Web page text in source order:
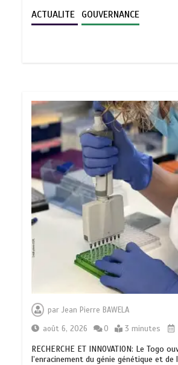
ACTUALITE GOUVERNANCE
parJean Pierre BAWELA
août 6, 2026
0 3 minutes
RECHERCHE ET INNOVATION: Le Togo
l’enracinement du génie génétique et de